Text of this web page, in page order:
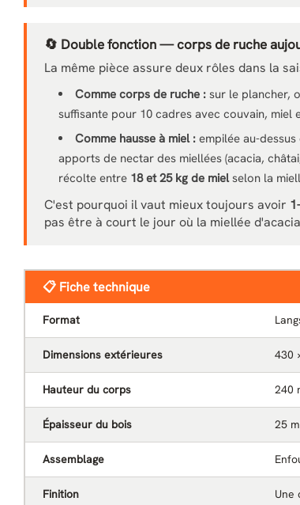
🔄 Double fonction — corps de ruche
La même pièce assure deux rôles dans la
Comme corps de ruche : sur le plancher,
suffisante pour 10 cadres avec couvain, miel
Comme hausse à miel : empilée au-
apports de nectar des miellées (acacia,
récolte entre 18 et 25 kg de mielselon la
C'est pourquoi il vaut mieux toujours avoir
pas être à court le jour où la miellée
📋 Fiche technique
Format
Dimensions extérieures 430
Hauteur du corps 240
Épaisseur du bois 25
Assemblage
Finition Une